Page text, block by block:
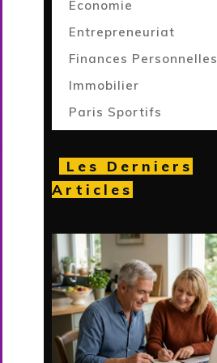
Economie
Entrepreneuriat
Finances Personnelles
Immobilier
Paris Sportifs
Les Derniers
Articles